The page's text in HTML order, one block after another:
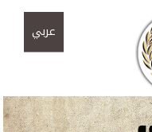
عربي